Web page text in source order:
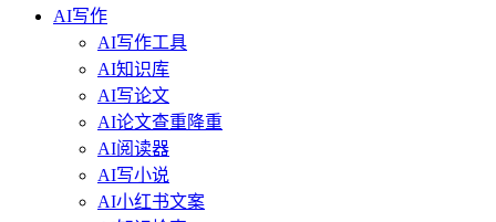
AI写作
AI写作工具
AI知识库
AI写论文
AI论文查重降重
AI阅读器
AI写小说
AI小红书文案